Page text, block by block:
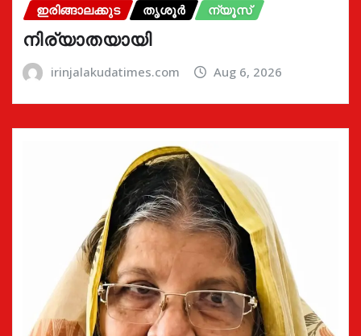
ഇരിങ്ങാലക്കുട തൃശൂർ ന്യൂസ്
നിര്യാതയായി
irinjalakudatimes.com Aug 6, 2026